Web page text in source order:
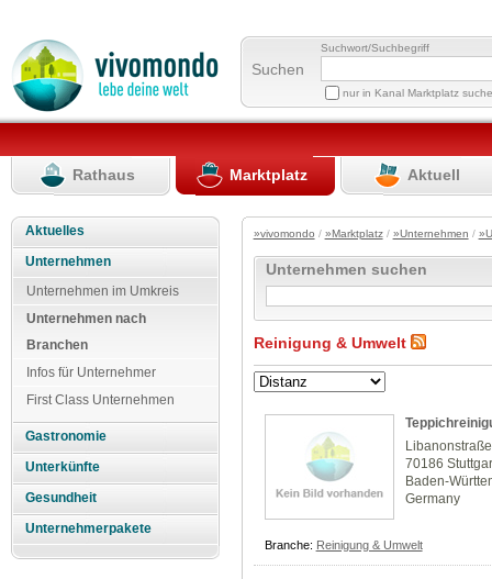
Suchen
Suchwort/Suchbegriff
nur in Kanal Marktplatz
Rathaus Marktplatz Aktuell
Aktuelles
Unternehmen
Unternehmen im Umkreis
Unternehmen nach
Branchen
Infos für Unternehmer
First Class Unternehmen
Gastronomie
Unterkünfte
Gesundheit
Unternehmerpakete
»vivomondo / »Marktplatz/ »Unternehmen /
Unternehmen suchen
Reinigung & Umwelt
70186
Baden-
Germany
Branche: Reinigung & Umwelt